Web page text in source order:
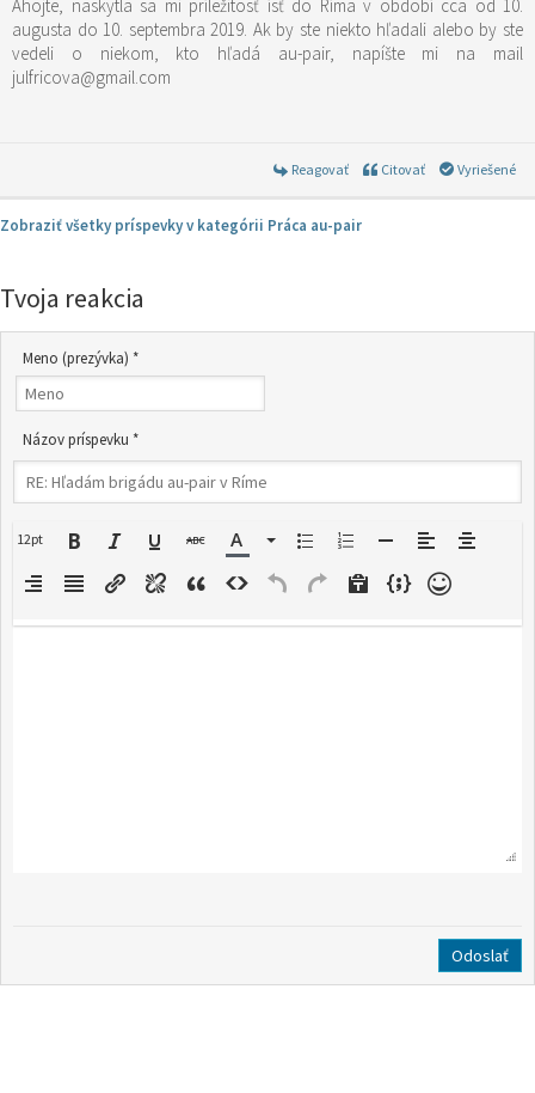
Ahojte, naskytla sa mi príležitosť ísť do Ríma v období cca od 10.
augusta do 10. septembra 2019. Ak by ste niekto hľadali alebo by ste
vedeli o niekom, kto hľadá au-pair, napíšte mi na mail
julfricova@gmail.com
Reagovať Citovať Vyriešené
Zobraziť všetky príspevky v kategórii Práca au-pair
Tvoja reakcia
Meno (prezývka) *
Názov príspevku *
12pt